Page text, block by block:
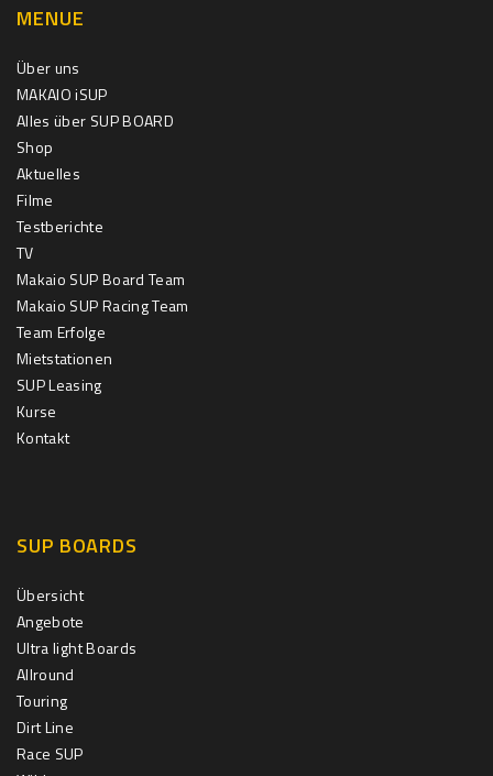
MENUE
Über uns
MAKAIO iSUP
Alles über SUP BOARD
Shop
Aktuelles
Filme
Testberichte
TV
Makaio SUP Board Team
Makaio SUP Racing Team
Team Erfolge
Mietstationen
SUP Leasing
Kurse
Kontakt
SUP BOARDS
Übersicht
Angebote
Ultra light Boards
Allround
Touring
Dirt Line
Race SUP